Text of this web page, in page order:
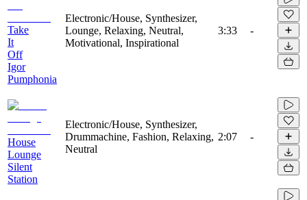
Take
It
Off
Igor
Pumphonia
Electronic/House, Synthesizer,
Lounge, Relaxing, Neutral,
Motivational, Inspirational
3:33 -
House
Lounge
Silent
Station
Electronic/House, Synthesizer,
Drummachine, Fashion, Relaxing,
Neutral
2:07 -